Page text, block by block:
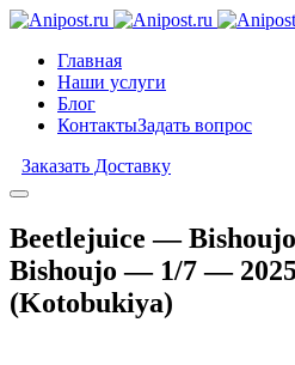
Главная
Наши услуги
Блог
КонтактыЗадать вопрос
Заказать Доставку
Beetlejuice —
Bishoujo — 1/7 — 2025
(Kotobukiya)